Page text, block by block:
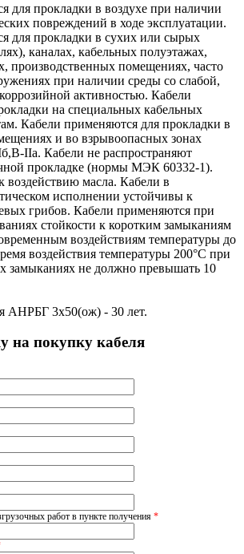
для прокладки в воздухе при наличии
повреждений в ходе эксплуатации.
для прокладки в сухих или сырых
каналах, кабельных полуэтажах,
производственных помещениях, часто
при наличии среды со слабой,
активностью. Кабели
на специальных кабельных
Кабели применяются для прокладки в
и во взрывоопасных зонах
IIа. Кабели не распространяют
прокладке (нормы МЭК 60332-1).
воздействию масла. Кабели в
исполнении устойчивы к
грибов. Кабели применяются при
стойкости к коротким замыканиям
воздействиям температуры до
воздействия температуры 200°C при
замыканиях не должно превышать 10
АНРБГ 3х50(ож) - 30 лет.
на покупку кабеля
работ в пункте получения *